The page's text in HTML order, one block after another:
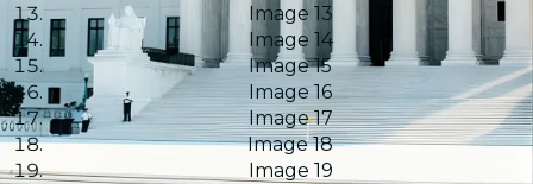
Image 13
Image 14
Image 15
Image 16
Image 17
Image 18
Image 19